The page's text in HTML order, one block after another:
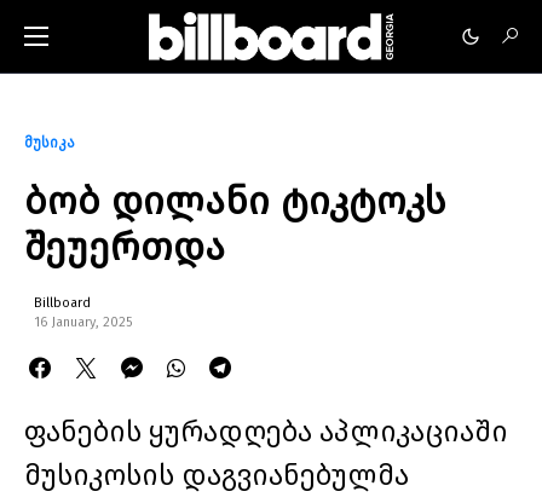
მუსიკა
ბობ დილანი ტიკტოკს
შეუერთდა
Billboard
16 January, 2025
ფანების ყურადღება აპლიკაციაში
მუსიკოსის დაგვიანებულმა